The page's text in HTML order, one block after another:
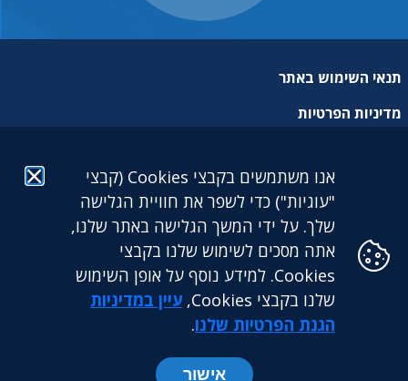
תנאי השימוש באתר
מדיניות הפרטיות
הצהרת נגישות
גילעד גמלאות לעובדים דתיים בע"מ: מגדל הכשרת היישוב (קומה
פקס: 03-5765891
כל הזכויות שמורות לקרן גילעד ©
אנו משתמשים בקבצי Cookies (קבצי
"עוגיות") כדי לשפר את חוויית הגלישה
שלך. על ידי המשך הגלישה באתר שלנו,
אתה מסכים לשימוש שלנו בקבצי
Cookies. למידע נוסף על אופן השימוש
שלנו בקבצי Cookies,
עיין במדיניות
הגנת הפרטיות שלנו.
אישור